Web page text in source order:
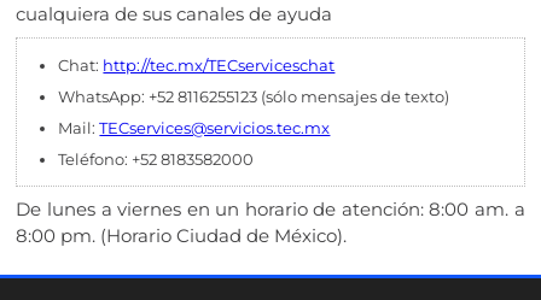
cualquiera de sus canales de ayuda
Chat: http://tec.mx/TECserviceschat
WhatsApp: +52 8116255123 (sólo mensajes de texto)
Mail:TECservices@servicios.tec.mx
Teléfono: +52 8183582000
De lunes a viernes en un horario de atención: 8:00 am. a
8:00 pm. (Horario Ciudad de México).